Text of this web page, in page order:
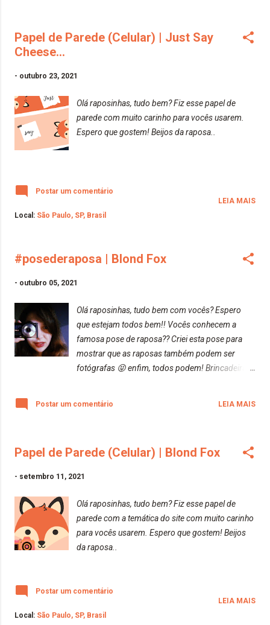
Papel de Parede (Celular) | Just Say
Cheese...
- outubro 23, 2021
Olá raposinhas, tudo bem? Fiz esse papel de
parede com muito carinho para vocês usarem.
Espero que gostem! Beijos da raposa..
Postar um comentário
Local: São Paulo, SP, Brasil
LEIA MAIS
#posederaposa | Blond Fox
- outubro 05, 2021
Olá raposinhas, tudo bem com vocês? Espero
que estejam todos bem!! Vocês conhecem a
famosa pose de raposa?? Criei esta pose para
mostrar que as raposas também podem ser
fotógrafas 😝 enfim, todos podem! Brincadeiras
exclusivo com todas as fotinhos de vocês. Ah!
Postar um comentário LEIA MAIS
Papel de Parede (Celular) | Blond Fox
- setembro 11, 2021
Olá raposinhas, tudo bem? Fiz esse papel de
parede com a temática do site com muito carinho
para vocês usarem. Espero que gostem! Beijos
da raposa..
Postar um comentário
Local: São Paulo, SP, Brasil
LEIA MAIS